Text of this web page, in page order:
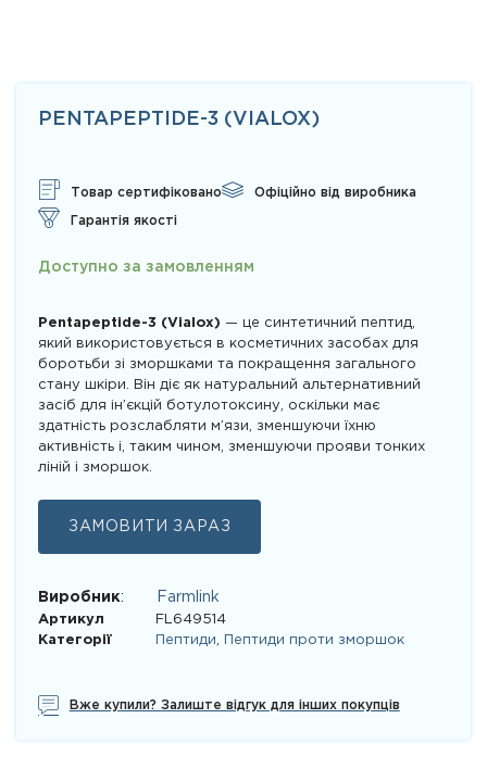
PENTAPEPTIDE-3 (VIALOX)
Товар сертифіковано Офіційно від виробника
Гарантія якості
Доступно за замовленням
Pentapeptide-3 (Vialox) — це синтетичний пептид,
який використовується в косметичних засобах для
боротьби зі зморшками та покращення загального
стану шкіри. Він діє як натуральний альтернативний
засіб для ін’єкцій ботулотоксину, оскільки має
здатність розслабляти м’язи, зменшуючи їхню
активність і, таким чином, зменшуючи прояви тонких
ліній і зморшок.
ЗАМОВИТИ ЗАРАЗ
Виробник: Farmlink
Артикул
FL649514
Категорії
Пептиди Пептиди проти зморшок
Вже купили? Залиште відгук для інших покупців